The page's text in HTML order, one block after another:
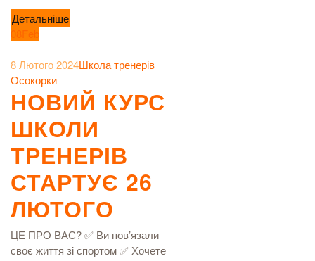
Детальніше
08Feb
8 Лютого 2024Школа тренерів
Осокорки
НОВИЙ КУРС
ШКОЛИ
ТРЕНЕРІВ
СТАРТУЄ 26
ЛЮТОГО
ЦЕ ПРО ВАС? ✅ Ви пов’язали
своє життя зі спортом ✅ Хочете